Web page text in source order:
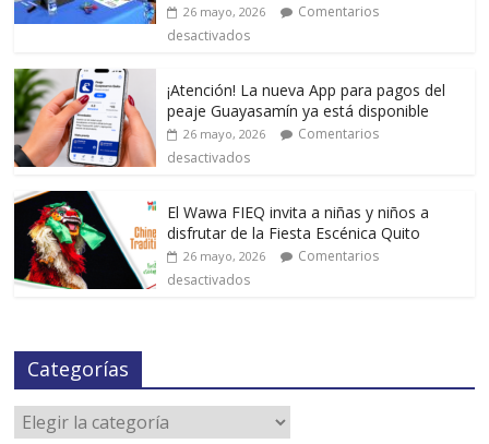
26 mayo, 2026
Comentarios
desactivados
¡Atención! La nueva App para pagos del
peaje Guayasamín ya está disponible
26 mayo, 2026
Comentarios
desactivados
El Wawa FIEQ invita a niñas y niños a
disfrutar de la Fiesta Escénica Quito
26 mayo, 2026
Comentarios
desactivados
Categorías